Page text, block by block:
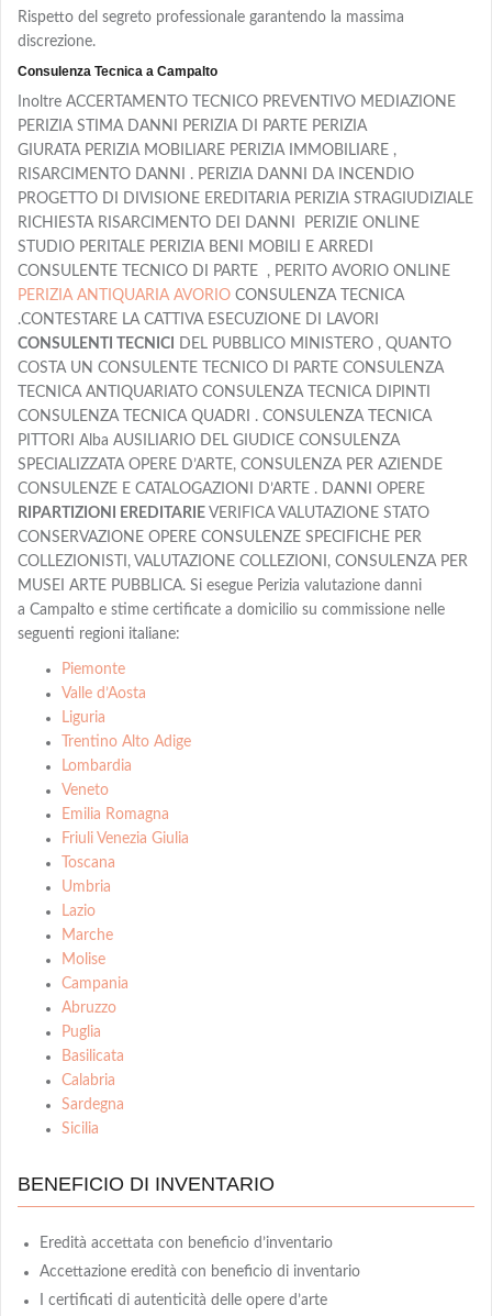
Rispetto del segreto professionale garantendo la massima
discrezione.
Consulenza Tecnica a Campalto
Inoltre ACCERTAMENTO TECNICO PREVENTIVO MEDIAZIONE
PERIZIA STIMA DANNI PERIZIA DI PARTE PERIZIA
GIURATA PERIZIA MOBILIARE PERIZIA IMMOBILIARE ,
RISARCIMENTO DANNI . PERIZIA DANNI DA INCENDIO
PROGETTO DI DIVISIONE EREDITARIA PERIZIA STRAGIUDIZIALE
RICHIESTA RISARCIMENTO DEI DANNI PERIZIE ONLINE
STUDIO PERITALE PERIZIA BENI MOBILI E ARREDI
CONSULENTE TECNICO DI PARTE , PERITO AVORIO ONLINE
PERIZIA ANTIQUARIA AVORIO CONSULENZA TECNICA
.CONTESTARE LA CATTIVA ESECUZIONE DI LAVORI
CONSULENTI TECNICI
DEL PUBBLICO MINISTERO , QUANTO
COSTA UN CONSULENTE TECNICO DI PARTE CONSULENZA
TECNICA ANTIQUARIATO CONSULENZA TECNICA DIPINTI
CONSULENZA TECNICA QUADRI . CONSULENZA TECNICA
PITTORI Alba AUSILIARIO DEL GIUDICE CONSULENZA
SPECIALIZZATA OPERE D’ARTE, CONSULENZA PER AZIENDE
CONSULENZE E CATALOGAZIONI D’ARTE . DANNI OPERE
RIPARTIZIONI EREDITARIE VERIFICA VALUTAZIONE STATO
CONSERVAZIONE OPERE CONSULENZE SPECIFICHE PER
COLLEZIONISTI, VALUTAZIONE COLLEZIONI, CONSULENZA PER
MUSEI ARTE PUBBLICA. Si esegue Perizia valutazione danni
a Campalto e stime certificate a domicilio su commissione nelle
seguenti regioni italiane:
Piemonte
Valle d’Aosta
Liguria
Trentino Alto Adige
Lombardia
Veneto
Emilia Romagna
Friuli Venezia Giulia
Toscana
Umbria
Lazio
Marche
Molise
Campania
Abruzzo
Puglia
Basilicata
Calabria
Sardegna
Sicilia
BENEFICIO DI INVENTARIO
Eredità accettata con beneficio d’inventario
Accettazione eredità con beneficio di inventario
I certificati di autenticità delle opere d’arte